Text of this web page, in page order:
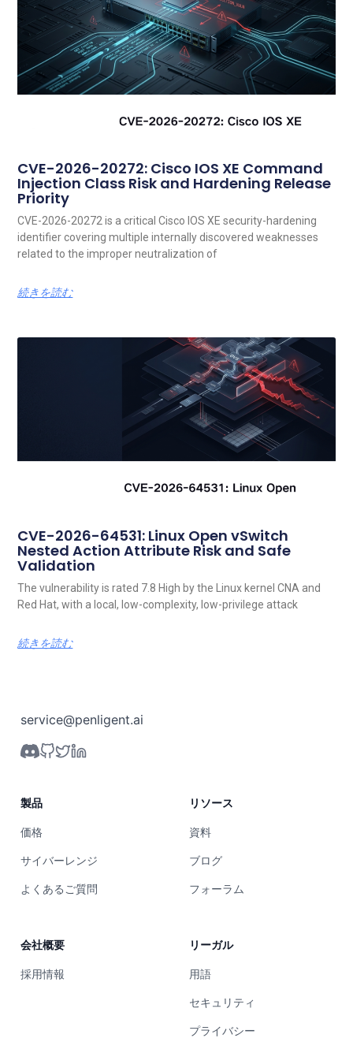
CVE-2026-20272: Cisco IOS XE Command
Injection Class Risk and Hardening Release
Priority
CVE-2026-20272 is a critical Cisco IOS XE security-hardening
identifier covering multiple internally discovered weaknesses
related to the improper neutralization of
続きを読む
CVE-2026-64531: Linux Open vSwitch
Nested Action Attribute Risk and Safe
Validation
The vulnerability is rated 7.8 High by the Linux kernel CNA and
Red Hat, with a local, low-complexity, low-privilege attack
続きを読む
service@penligent.ai
製品
価格
サイバーレンジ
よくあるご質問
リソース
資料
ブログ
フォーラム
会社概要
採用情報
リーガル
用語
セキュリティ
プライバシー